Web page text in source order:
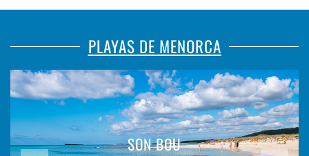
PLAYAS DE MENORCA
SON BOU